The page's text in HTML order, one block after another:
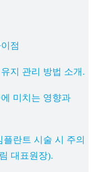
점
지 관리 방법 소개.
미치는 영향과
란트 시술 시 주의
대표원장).